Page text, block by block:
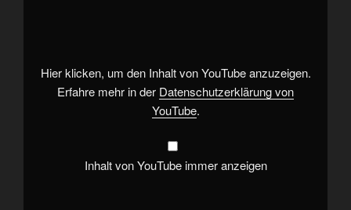
Blumenviertel!
#Grundwasser
#Neukölln“
Hier klicken, um den Inhalt von YouTube anzuzeigen.
Erfahre mehr in der Datenschutzerklärung von
YouTube.
Inhalt von YouTube immer anzeigen